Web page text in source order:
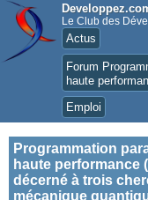
Le Club des
Actus
Forum
haute
Emploi
Programmation
haute performance
décerné à trois
mécanique